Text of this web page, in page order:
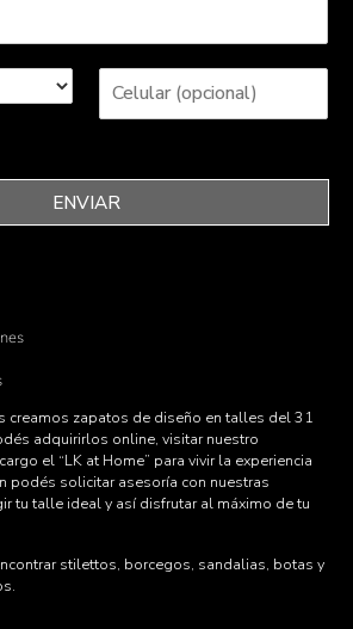
ENVIAR
creamos zapatos de diseño en talles del 31
adquirirlos online, visitar nuestro
el “LK at Home” para vivir la experiencia
podés solicitar asesoría con nuestras
tu talle ideal y así disfrutar al máximo de tu
stilettos, borcegos, sandalias, botas y
.